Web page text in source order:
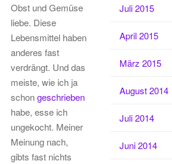
Obst und Gemüse
liebe. Diese
Lebensmittel haben
anderes fast
verdrängt. Und das
meiste, wie ich ja
schongeschrieben
habe, esse ich
ungekocht. Meiner
Meinung nach,
gibts fast nichts
Juli 2015
April 2015
März 2015
August 2014
Juli 2014
Juni 2014